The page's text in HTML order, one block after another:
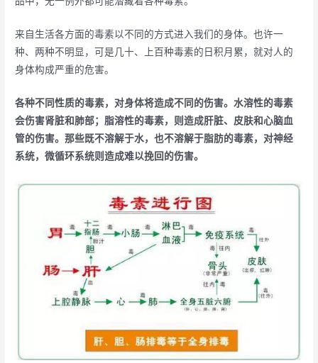
来自生活各方面的毒素以不同的方式进入我们的身体。也许一
种、两种不明显，可是几十、上百种毒素的日积月累，就对人的
身体构成严重的危害。
各种不同性质的毒素，对身体将造成不同的伤害。水溶性的毒素
会伤害肾脏和肺部；脂溶性的毒素，则造成肝脏、皮肤和心脑血
管的伤害。那些既不溶解于水，也不溶解于脂肪的毒素，对神经
系统，微循环系统则造成难以挽回的伤害。